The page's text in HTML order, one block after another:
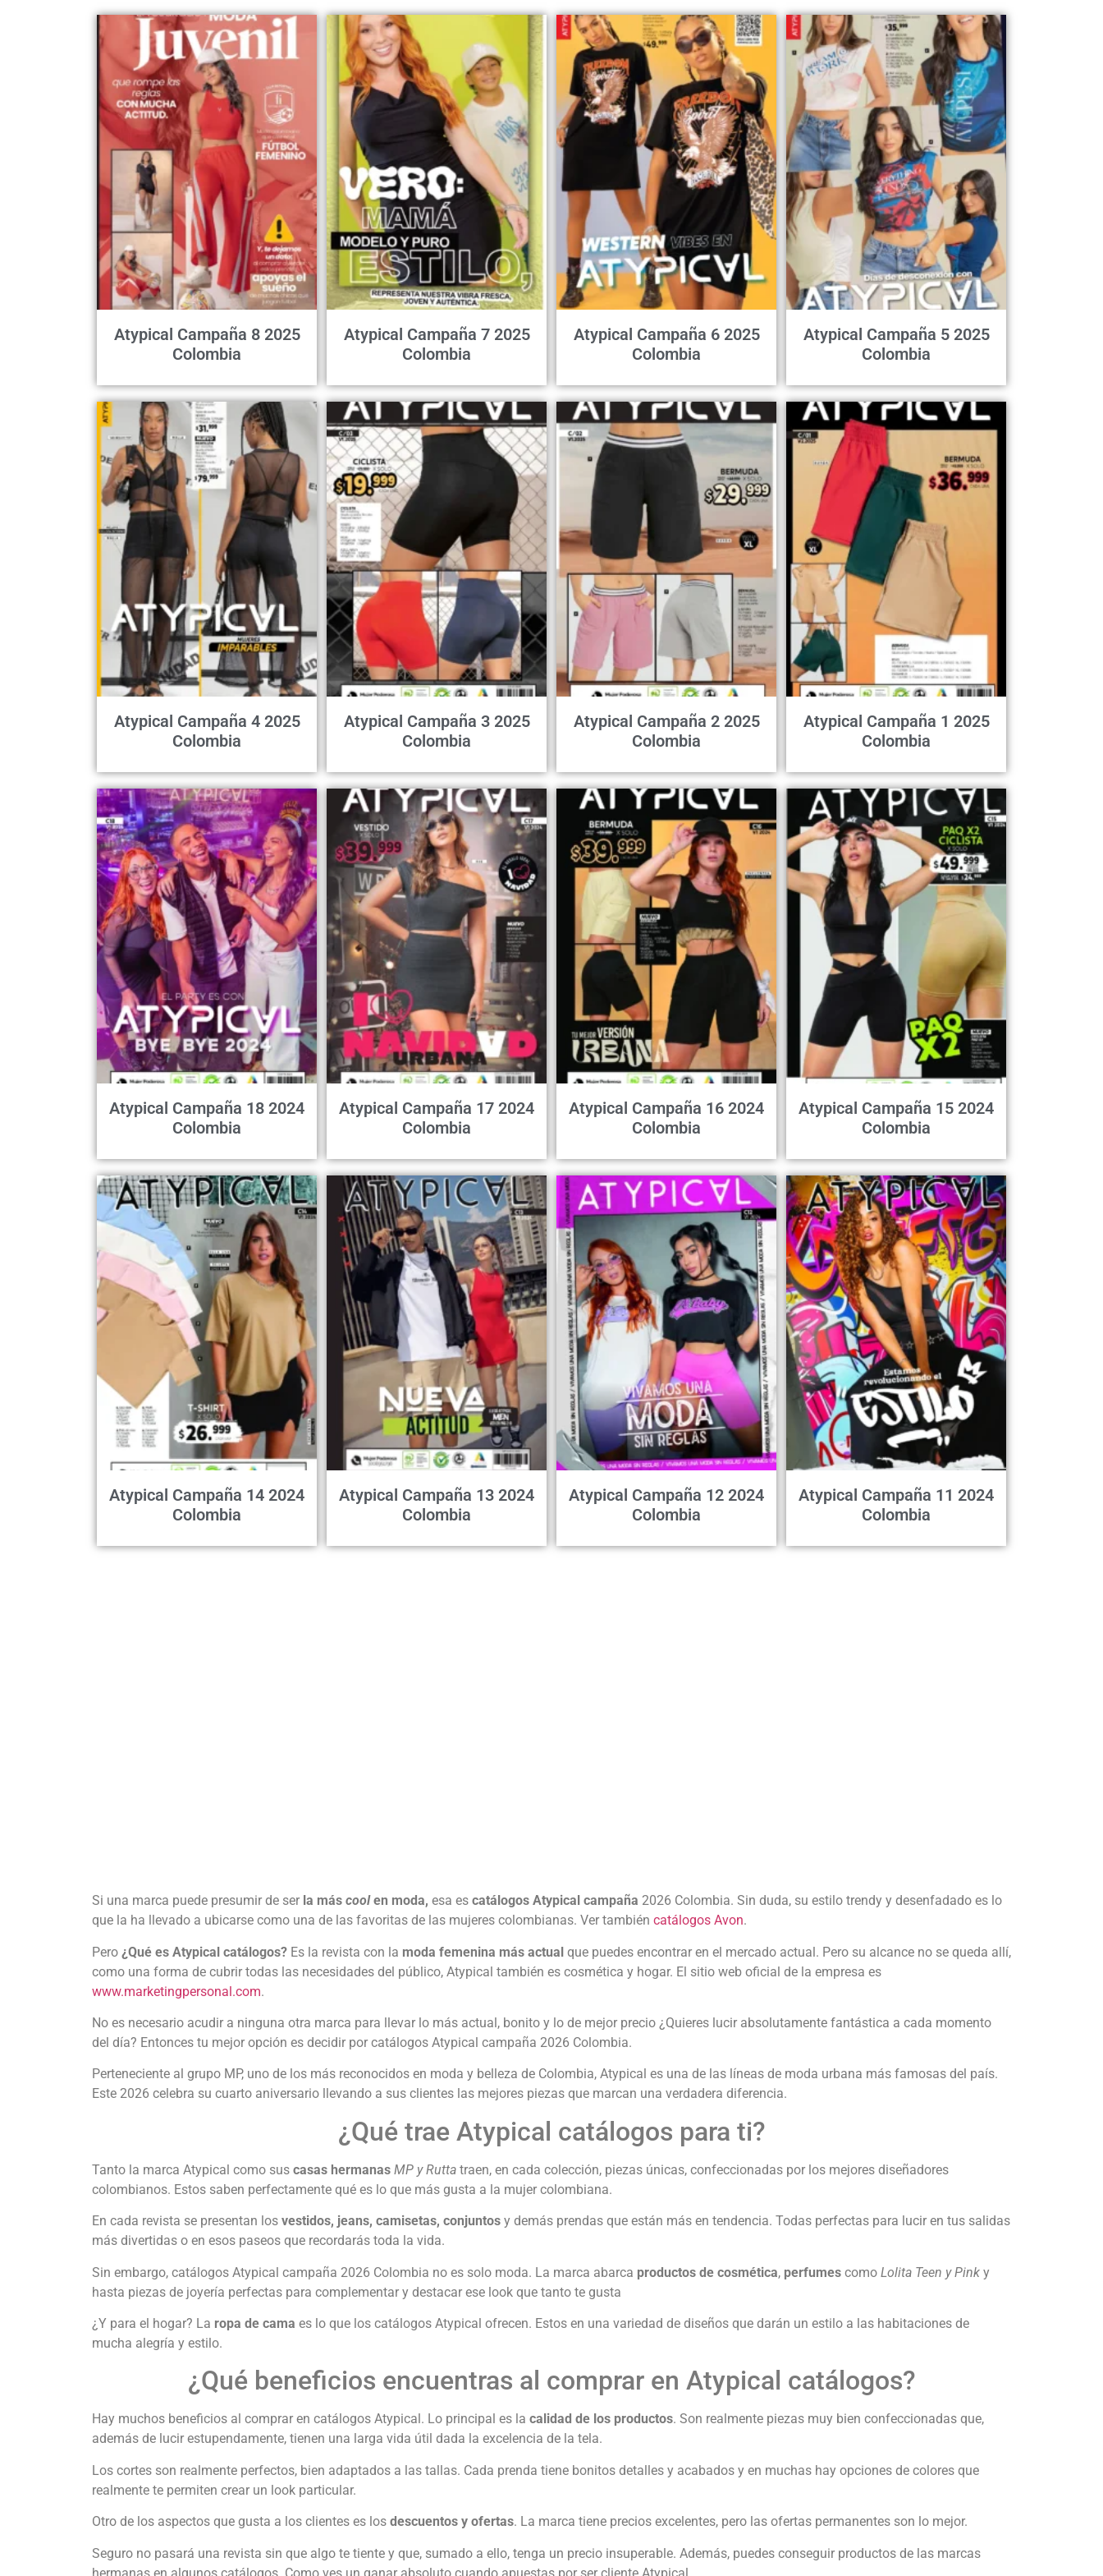
Atypical Campaña 8 2025
Colombia
Atypical Campaña 7 2025
Colombia
Atypical Campaña 6 2025
Colombia
Atypical Campaña 5 2025
Colombia
Atypical Campaña 4 2025
Colombia
Atypical Campaña 3 2025
Colombia
Atypical Campaña 2 2025
Colombia
Atypical Campaña 1 2025
Colombia
Atypical Campaña 18 2024
Colombia
Atypical Campaña 17 2024
Colombia
Atypical Campaña 16 2024
Colombia
Atypical Campaña 15 2024
Colombia
Atypical Campaña 14 2024
Colombia
Atypical Campaña 13 2024
Colombia
Atypical Campaña 12 2024
Colombia
Atypical Campaña 11 2024
Colombia
Si una marca puede presumir de ser la más coolen moda, esa es catálogos Atypical campaña 2026 Colombia. Sin duda, su estilo trendy y desenfadado es lo
que la ha llevado a ubicarse como una de las favoritas de las mujeres colombianas. Ver también catálogos Avon.
Pero ¿Qué es Atypical catálogos? Es la revista con la moda femenina más actual que puedes encontrar en el mercado actual. Pero su alcance no se queda allí,
como una forma de cubrir todas las necesidades del público, Atypical también es cosmética y hogar. El sitio web oficial de la empresa es
www.marketingpersonal.com.
No es necesario acudir a ninguna otra marca para llevar lo más actual, bonito y lo de mejor precio ¿Quieres lucir absolutamente fantástica a cada momento
del día? Entonces tu mejor opción es decidir por catálogos Atypical campaña 2026 Colombia.
Perteneciente al grupo MP, uno de los más reconocidos en moda y belleza de Colombia, Atypical es una de las líneas de moda urbana más famosas del país.
Este 2026 celebra su cuarto aniversario llevando a sus clientes las mejores piezas que marcan una verdadera diferencia.
¿Qué trae Atypical catálogos para ti?
Tanto la marca Atypical como sus casas hermanas MP y Rutta traen, en cada colección, piezas únicas, confeccionadas por los mejores diseñadores
colombianos. Estos saben perfectamente qué es lo que más gusta a la mujer colombiana.
En cada revista se presentan los vestidos, jeans, camisetas, conjuntos y demás prendas que están más en tendencia. Todas perfectas para lucir en tus salidas
más divertidas o en esos paseos que recordarás toda la vida.
Sin embargo, catálogos Atypical campaña 2026 Colombia no es solo moda. La marca abarca productos de cosmética, perfumes como Lolita Teen y Pink y
hasta piezas de joyería perfectas para complementar y destacar ese look que tanto te gusta
¿Y para el hogar? La ropa de cama es lo que los catálogos Atypical ofrecen. Estos en una variedad de diseños que darán un estilo a las habitaciones de
mucha alegría y estilo.
¿Qué beneficios encuentras al comprar en Atypical catálogos?
Hay muchos beneficios al comprar en catálogos Atypical. Lo principal es la calidad de los productos. Son realmente piezas muy bien confeccionadas que,
además de lucir estupendamente, tienen una larga vida útil dada la excelencia de la tela.
Los cortes son realmente perfectos, bien adaptados a las tallas. Cada prenda tiene bonitos detalles y acabados y en muchas hay opciones de colores que
realmente te permiten crear un look particular.
Otro de los aspectos que gusta a los clientes es los descuentos y ofertas. La marca tiene precios excelentes, pero las ofertas permanentes son lo mejor.
Seguro no pasará una revista sin que algo te tiente y que, sumado a ello, tenga un precio insuperable. Además, puedes conseguir productos de las marcas
hermanas en algunos catálogos. Como ves un ganar absoluto cuando apuestas por ser cliente Atypical.